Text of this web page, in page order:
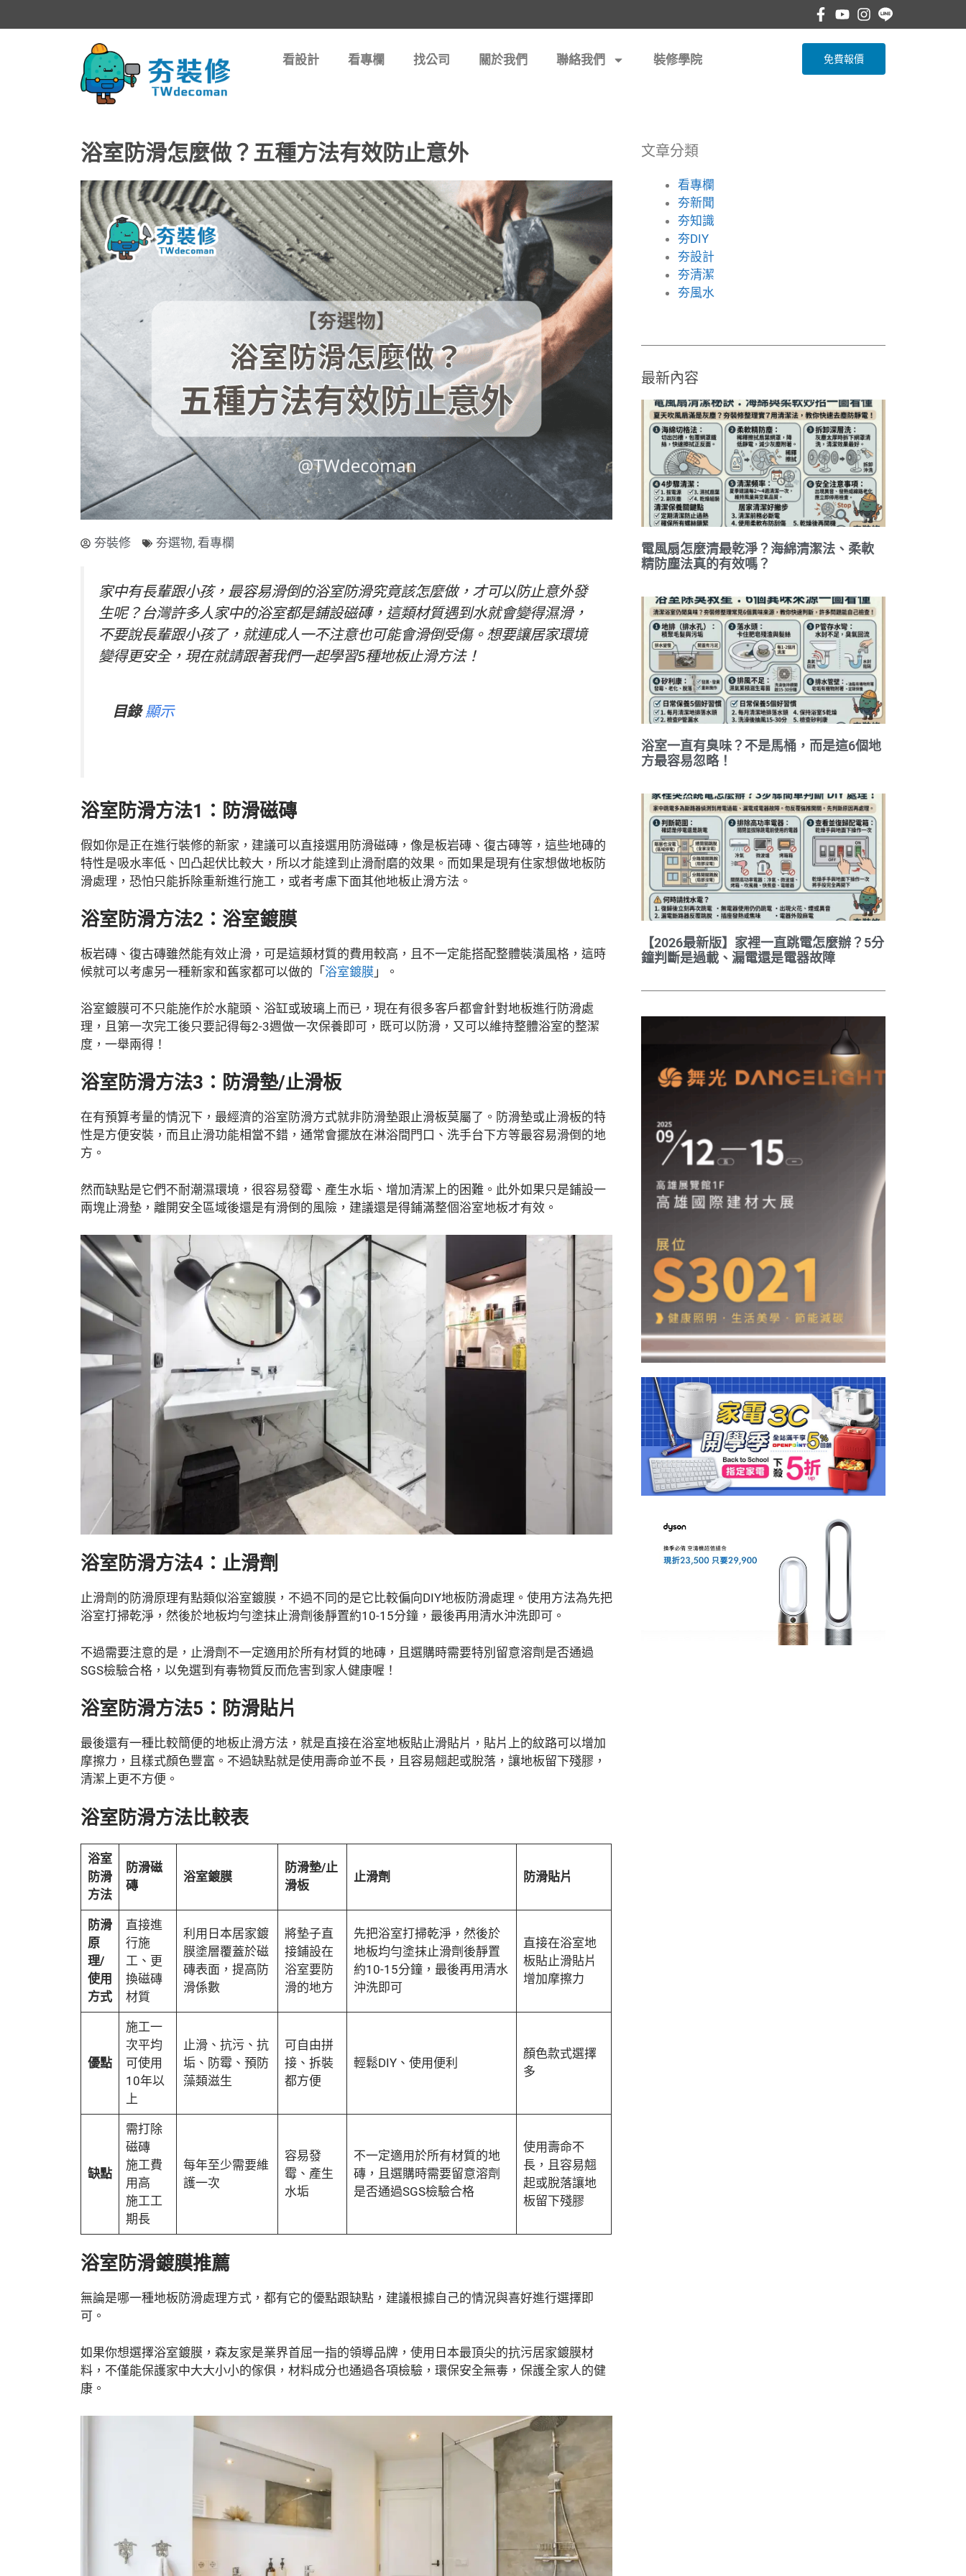
看設計 看專欄 找公司 關於我們 聯絡我們 裝修學院 免費報價
浴室防滑怎麼做？五種方法有效防止意外
夯裝修 夯選物, 看專欄
家中有長輩跟小孩，最容易滑倒的浴室防滑究竟該怎麼做，才可以防止意外發
生呢？台灣許多人家中的浴室都是鋪設磁磚，這類材質遇到水就會變得濕滑，
不要說長輩跟小孩了，就連成人一不注意也可能會滑倒受傷。想要讓居家環境
變得更安全，現在就請跟著我們一起學習5種地板止滑方法！
目錄 顯示
浴室防滑方法1：防滑磁磚
假如你是正在進行裝修的新家，建議可以直接選用防滑磁磚，像是板岩磚、復古磚等，這些地磚的
特性是吸水率低、凹凸起伏比較大，所以才能達到止滑耐磨的效果。而如果是現有住家想做地板防
滑處理，恐怕只能拆除重新進行施工，或者考慮下面其他地板止滑方法。
浴室防滑方法2：浴室鍍膜
板岩磚、復古磚雖然能有效止滑，可是這類材質的費用較高，且不一定能搭配整體裝潢風格，這時
候就可以考慮另一種新家和舊家都可以做的「 浴室鍍膜 」。
浴室鍍膜可不只能施作於水龍頭、浴缸或玻璃上而已，現在有很多客戶都會針對地板進行防滑處
理，且第一次完工後只要記得每2-3週做一次保養即可，既可以防滑，又可以維持整體浴室的整潔
度，一舉兩得！
浴室防滑方法3：防滑墊/止滑板
在有預算考量的情況下，最經濟的浴室防滑方式就非防滑墊跟止滑板莫屬了。防滑墊或止滑板的特
性是方便安裝，而且止滑功能相當不錯，通常會擺放在淋浴間門口、洗手台下方等最容易滑倒的地
方。
然而缺點是它們不耐潮濕環境，很容易發霉、產生水垢、增加清潔上的困難。此外如果只是鋪設一
兩塊止滑墊，離開安全區域後還是有滑倒的風險，建議還是得鋪滿整個浴室地板才有效。
浴室防滑方法4：止滑劑
止滑劑的防滑原理有點類似浴室鍍膜，不過不同的是它比較偏向DIY地板防滑處理。使用方法為先把
浴室打掃乾淨，然後於地板均勻塗抹止滑劑後靜置約10-15分鐘，最後再用清水沖洗即可。
不過需要注意的是，止滑劑不一定適用於所有材質的地磚，且選購時需要特別留意溶劑是否通過
SGS檢驗合格，以免選到有毒物質反而危害到家人健康喔！
浴室防滑方法5：防滑貼片
最後還有一種比較簡便的地板止滑方法，就是直接在浴室地板貼止滑貼片，貼片上的紋路可以增加
摩擦力，且樣式顏色豐富。不過缺點就是使用壽命並不長，且容易翹起或脫落，讓地板留下殘膠，
清潔上更不方便。
浴室防滑方法比較表
浴室
防滑
方法
防滑磁
磚
浴室鍍膜
防滑墊/止
滑板
止滑劑 防滑貼片
防滑
原
理/
使用
方式
直接進
行施
工、更
換磁磚
材質
利用日本居家鍍
膜塗層覆蓋於磁
磚表面，提高防
滑係數
將墊子直
接鋪設在
浴室要防
滑的地方
先把浴室打掃乾淨，然後於
地板均勻塗抹止滑劑後靜置
約10-15分鐘，最後再用清水
沖洗即可
直接在浴室地
板貼止滑貼片
增加摩擦力
優點
施工一
次平均
可使用
10年以
上
止滑、抗污、抗
垢、防霉、預防
藻類滋生
可自由拼
接、拆裝
都方便
輕鬆DIY、使用便利
顏色款式選擇
多
缺點
需打除
磁磚
施工費
用高
施工工
期長
每年至少需要維
護一次
容易發
霉、產生
水垢
不一定適用於所有材質的地
磚，且選購時需要留意溶劑
是否通過SGS檢驗合格
使用壽命不
長，且容易翹
起或脫落讓地
板留下殘膠
浴室防滑鍍膜推薦
無論是哪一種地板防滑處理方式，都有它的優點跟缺點，建議根據自己的情況與喜好進行選擇即
可。
如果你想選擇浴室鍍膜，森友家是業界首屈一指的領導品牌，使用日本最頂尖的抗污居家鍍膜材
料，不僅能保護家中大大小小的傢俱，材料成分也通過各項檢驗，環保安全無毒，保護全家人的健
康。
文章分類
看專欄
夯新聞
夯知識
夯DIY
夯設計
夯清潔
夯風水
最新內容
電風扇怎麼清最乾淨？海綿清潔法、柔軟
精防塵法真的有效嗎？
浴室一直有臭味？不是馬桶，而是這6個地
方最容易忽略！
【2026最新版】家裡一直跳電怎麼辦？5分
鐘判斷是過載、漏電還是電器故障